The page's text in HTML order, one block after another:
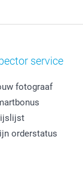
service
fotograaf
orderstatus